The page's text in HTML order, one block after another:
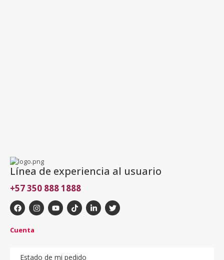
Línea de experiencia al usuario
+57 350 888 1888
Cuenta
Estado de mi pedido